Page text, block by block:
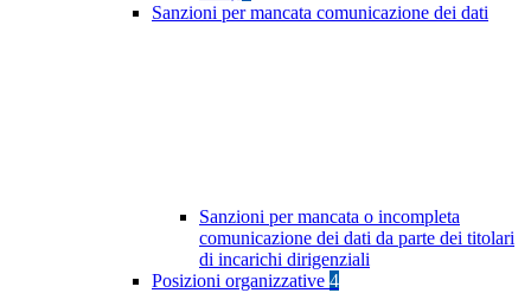
Sanzioni per mancata comunicazione dei dati
Sanzioni per mancata o incompleta
comunicazione dei dati da parte dei titolari
di incarichi dirigenziali
Posizioni organizzative 4